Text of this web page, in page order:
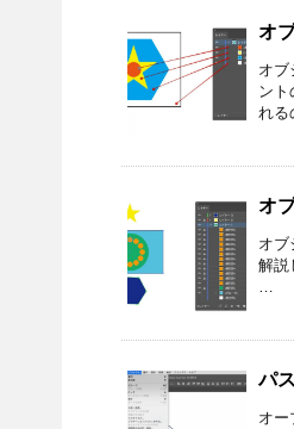
オ
オブ
ント
れ
オ
オブ
解説
…
パ
オー